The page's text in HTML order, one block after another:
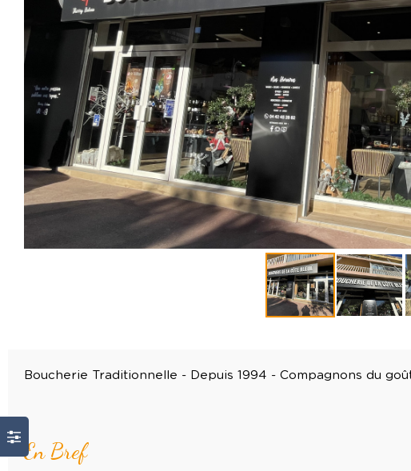
Boucherie Traditionnelle - Depuis 1994 - Compagnons du
En Bref